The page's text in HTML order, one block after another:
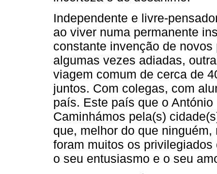
Independente e livre-
ao viver numa permanente
constante invenção de
algumas vezes adiadas,
via­gem comum de cerca de
juntos. Com colegas, com
país. Este país que o
Caminhámos pela(s)
que, melhor do que
foram muitos os
o seu entusiasmo e o seu